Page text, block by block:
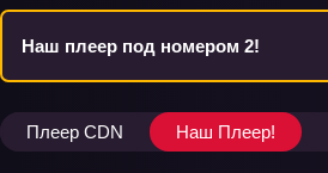
Наш плеер под номером 2!
Плеер CDN Наш Плеер!